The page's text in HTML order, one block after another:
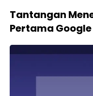
Tantangan
Pertama Google